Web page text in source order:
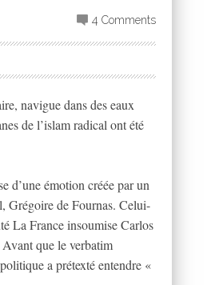
4 Comments
navigue dans des eaux
de l’islam radical ont été
d’une émotion créée par un
Grégoire de Fournas. Celui-
La France insoumise Carlos
que le verbatim
a prétexté entendre «